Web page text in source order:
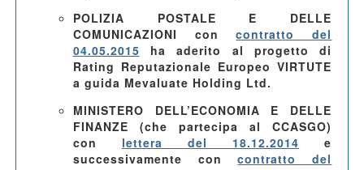
POLIZIA POSTALE E DELLE
COMUNICAZIONI concontratto del
04.05.2015 ha aderito al progetto di
Rating Reputazionale Europeo VIRTUTE
a guida Mevaluate Holding Ltd.
MINISTERO DELL’ECONOMIA E DELLE
FINANZE (che partecipa al CCASGO)
con lettera del 18.12.2014 e
successivamente concontratto del